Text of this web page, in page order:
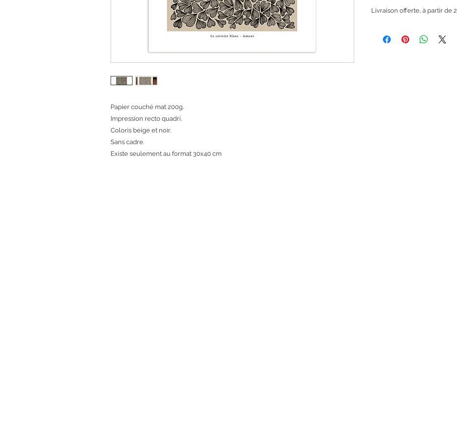
Papier couché mat 200g.
Impression recto quadri.
Coloris beige et noir.
Sans cadre.
Existe seulement au format 30x40 cm
Livraison offerte, à partir de